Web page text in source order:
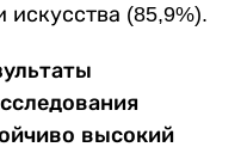
искусства (85,9%).
высокий